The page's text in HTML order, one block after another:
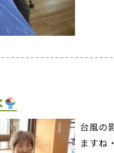
台風の
ますね